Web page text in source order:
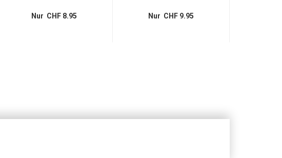
Nur CHF 8.95 Nur CHF 9.95